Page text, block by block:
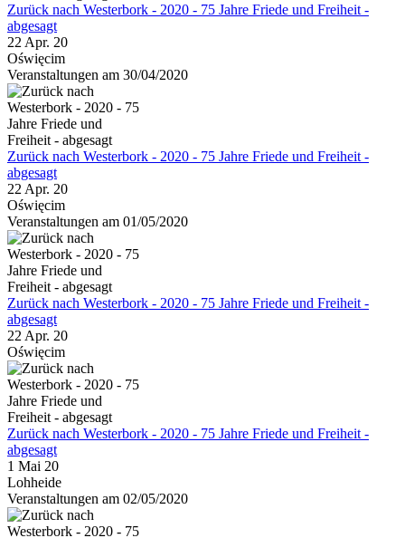
Zurück nach Westerbork - 2020 - 75 Jahre Friede und Freiheit -
abgesagt
22 Apr. 20
Oświęcim
Veranstaltungen am 30/04/2020
Zurück nach Westerbork - 2020 - 75 Jahre Friede und Freiheit -
abgesagt
22 Apr. 20
Oświęcim
Veranstaltungen am 01/05/2020
Zurück nach Westerbork - 2020 - 75 Jahre Friede und Freiheit -
abgesagt
22 Apr. 20
Oświęcim
Zurück nach Westerbork - 2020 - 75 Jahre Friede und Freiheit -
abgesagt
1 Mai 20
Lohheide
Veranstaltungen am 02/05/2020